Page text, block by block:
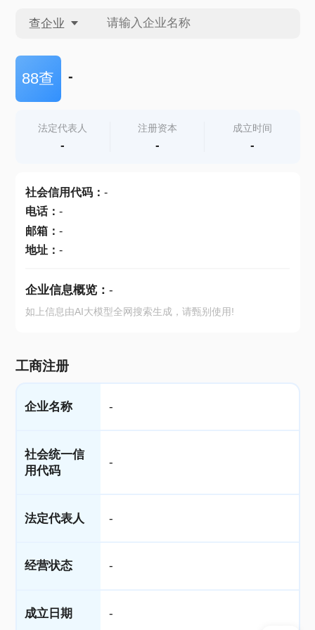
查企业
查企业
查产地
88查 -
法定代表人
-
注册资本
-
成立时间
-
社会信用代码： -
电话： -
邮箱： -
地址： -
企业信息概览： -
如上信息由AI大模型全网搜索生成，请甄别使用!
工商注册
企业名称 -
社会统一信
用代码
-
法定代表人 -
经营状态 -
成立日期 -